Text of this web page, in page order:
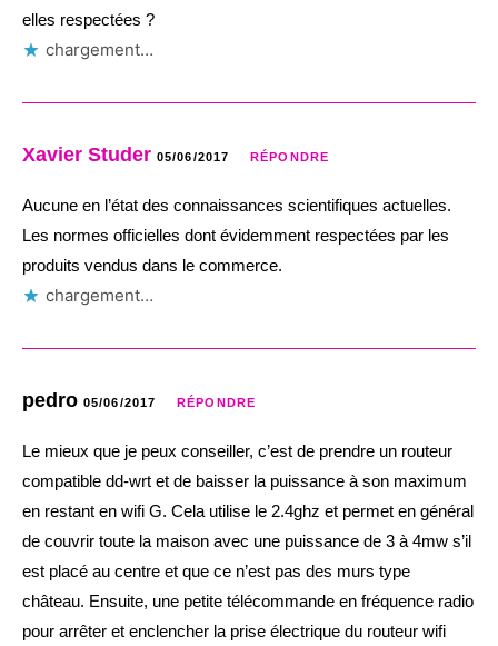
elles respectées ?
chargement…
Xavier Studer 05/06/2017 RÉPONDRE
Aucune en l’état des connaissances scientifiques actuelles.
Les normes officielles dont évidemment respectées par les
produits vendus dans le commerce.
chargement…
pedro 05/06/2017 RÉPONDRE
Le mieux que je peux conseiller, c’est de prendre un routeur
compatible dd-wrt et de baisser la puissance à son maximum
en restant en wifi G. Cela utilise le 2.4ghz et permet en général
de couvrir toute la maison avec une puissance de 3 à 4mw s’il
est placé au centre et que ce n’est pas des murs type
château. Ensuite, une petite télécommande en fréquence radio
pour arrêter et enclencher la prise électrique du routeur wifi